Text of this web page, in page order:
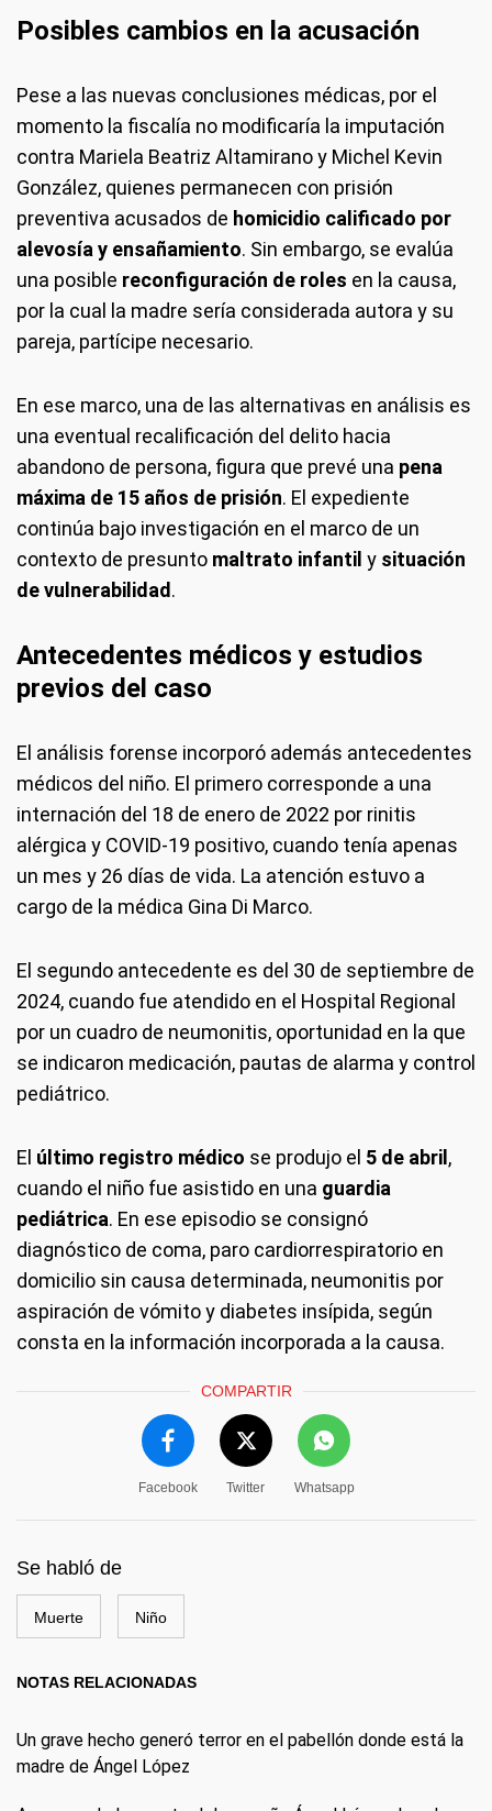
Posibles cambios en la acusación
Pese a las nuevas conclusiones médicas, por el
momento la fiscalía no modificaría la imputación
contra Mariela Beatriz Altamirano y Michel Kevin
González, quienes permanecen con prisión
preventiva acusados de homicidio calificado por
alevosía y ensañamiento. Sin embargo, se evalúa
una posible reconfiguración de roles en la causa,
por la cual la madre sería considerada autora y su
pareja, partícipe necesario.
En ese marco, una de las alternativas en análisis es
una eventual recalificación del delito hacia
abandono de persona, figura que prevé una pena
máxima de 15 años de prisión. El expediente
continúa bajo investigación en el marco de un
contexto de presunto maltrato infantil y situación
de vulnerabilidad.
Antecedentes médicos y estudios
previos del caso
El análisis forense incorporó además antecedentes
médicos del niño. El primero corresponde a una
internación del 18 de enero de 2022 por rinitis
alérgica y COVID-19 positivo, cuando tenía apenas
un mes y 26 días de vida. La atención estuvo a
cargo de la médica Gina Di Marco.
El segundo antecedente es del 30 de septiembre de
2024, cuando fue atendido en el Hospital Regional
por un cuadro de neumonitis, oportunidad en la que
se indicaron medicación, pautas de alarma y control
pediátrico.
El último registro médico se produjo el 5 de abril,
cuando el niño fue asistido en una guardia
pediátrica. En ese episodio se consignó
diagnóstico de coma, paro cardiorrespiratorio en
domicilio sin causa determinada, neumonitis por
aspiración de vómito y diabetes insípida, según
consta en la información incorporada a la causa.
COMPARTIR
Facebook Twitter Whatsapp
Se habló de
Muerte Niño
NOTAS RELACIONADAS
Un grave hecho generó terror en el pabellón donde está la
madre de Ángel López